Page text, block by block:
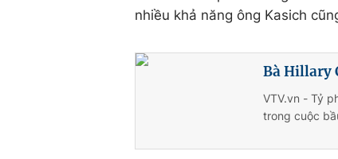
nhiều khả năng ông Kasich
Bà Hillary
VTV.vn - Tỷ
trong cuộc